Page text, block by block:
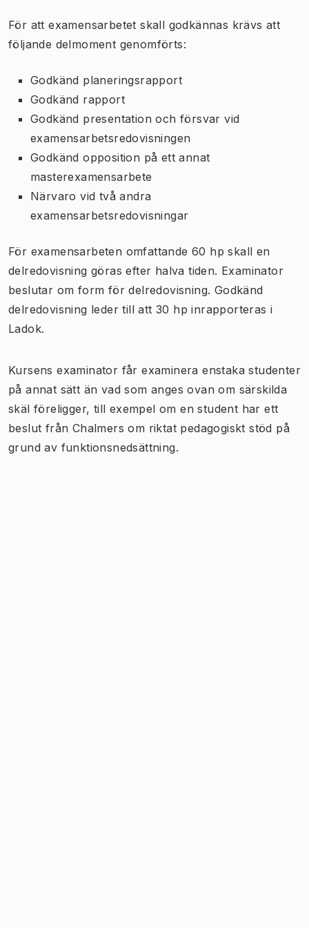
För att examensarbetet skall godkännas krävs att
följande delmoment genomförts:
Godkänd planeringsrapport
Godkänd rapport
Godkänd presentation och försvar vid
examensarbetsredovisningen
Godkänd opposition på ett annat
masterexamensarbete
Närvaro vid två andra
examensarbetsredovisningar
För examensarbeten omfattande 60 hp skall en
delredovisning göras efter halva tiden. Examinator
beslutar om form för delredovisning. Godkänd
delredovisning leder till att 30 hp inrapporteras i
Ladok.
Kursens examinator får examinera enstaka studenter
på annat sätt än vad som anges ovan om särskilda
skäl föreligger, till exempel om en student har ett
beslut från Chalmers om riktat pedagogiskt stöd på
grund av funktionsnedsättning.